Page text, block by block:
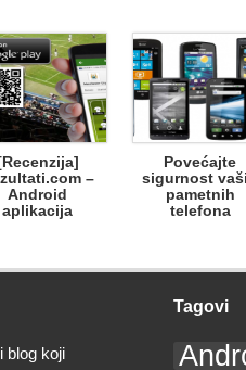
–
Android
aplikacija
Povećajte
sigurnost
pametnih
telefona
blog koji
Tagovi